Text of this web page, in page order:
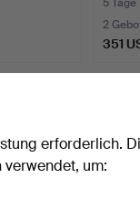
2
351
erforderlich.
um: